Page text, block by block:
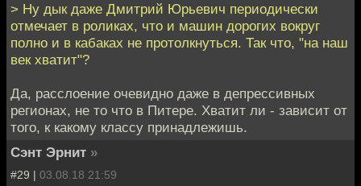
> Ну дык даже Дмитрий Юрьевич периодически
отмечает в роликах, что и машин дорогих вокруг
полно и в кабаках не протолкнуться. Так что, "на наш
век хватит"?
Да, расслоение очевидно даже в депрессивных
регионах, не то что в Питере. Хватит ли - зависит от
того, к какому классу принадлежишь.
Сэнт Эрнит »
#29 | 03.08.18 21:59